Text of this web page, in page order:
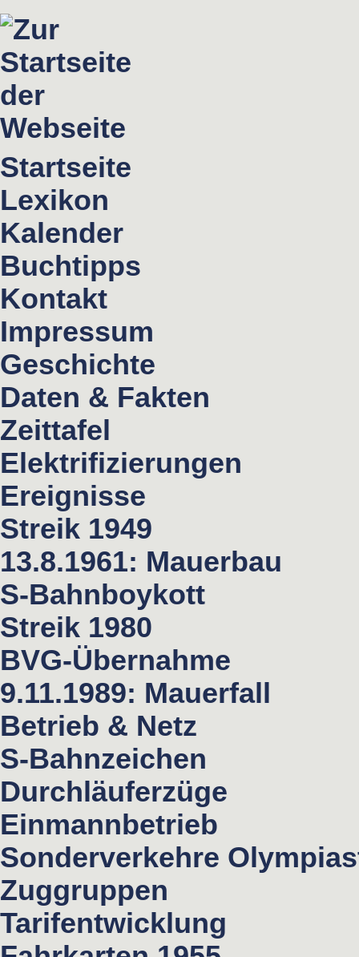
Startseite
Lexikon
Kalender
Buchtipps
Kontakt
Impressum
Geschichte
Daten & Fakten
Zeittafel
Elektrifizierungen
Ereignisse
Streik 1949
13.8.1961: Mauerbau
S-Bahnboykott
Streik 1980
BVG-Übernahme
9.11.1989: Mauerfall
Betrieb & Netz
S-Bahnzeichen
Durchläuferzüge
Einmannbetrieb
Sonderverkehre
Zuggruppen
Tarifentwicklung